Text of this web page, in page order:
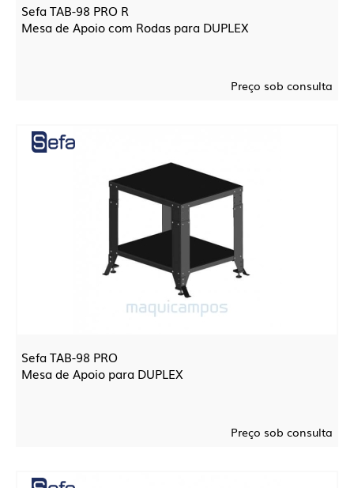
Sefa TAB-98 PRO R
Mesa de Apoio com Rodas para DUPLEX
Preço sob consulta
Sefa TAB-98 PRO
Mesa de Apoio para DUPLEX
Preço sob consulta